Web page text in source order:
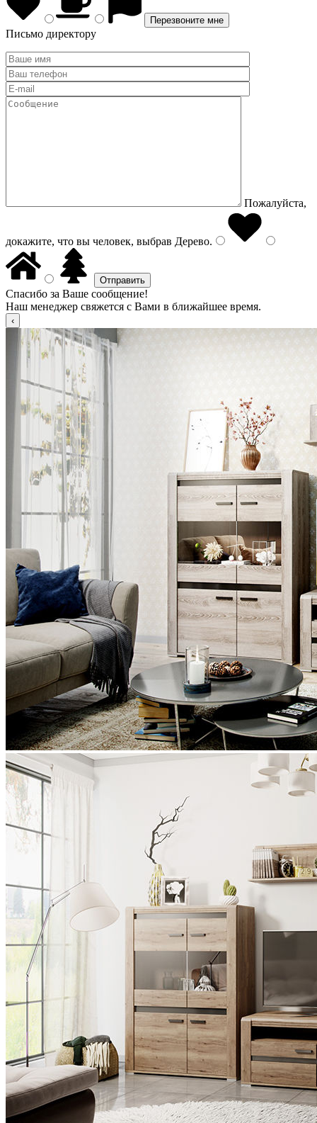
Письмо директору
Пожалуйста,
докажите, что вы человек, выбрав Дерево.
Спасибо за Ваше сообщение!
Наш менеджер свяжется с Вами в ближайшее время.